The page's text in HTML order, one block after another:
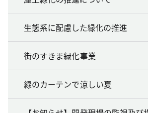
生態系に配慮した緑化の推進
街のすきま緑化事業
緑のカーテンで涼しい夏